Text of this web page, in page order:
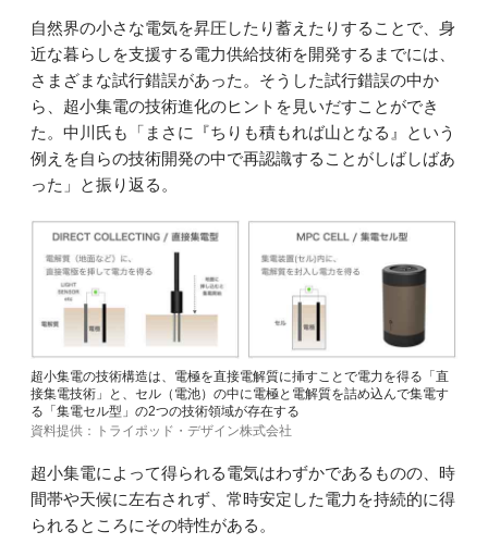
自然界の小さな電気を昇圧したり蓄えたりすることで、身
近な暮らしを支援する電力供給技術を開発するまでには、
さまざまな試行錯誤があった。そうした試行錯誤の中か
ら、超小集電の技術進化のヒントを見いだすことができ
た。中川氏も「まさに『ちりも積もれば山となる』という
例えを自らの技術開発の中で再認識することがしばしばあ
った」と振り返る。
超小集電の技術構造は、電極を直接電解質に挿すことで電力を得る「直
接集電技術」と、セル（電池）の中に電極と電解質を詰め込んで集電す
る「集電セル型」の2つの技術領域が存在する
資料提供：トライポッド・デザイン株式会社
超小集電によって得られる電気はわずかであるものの、時
間帯や天候に左右されず、常時安定した電力を持続的に得
られるところにその特性がある。